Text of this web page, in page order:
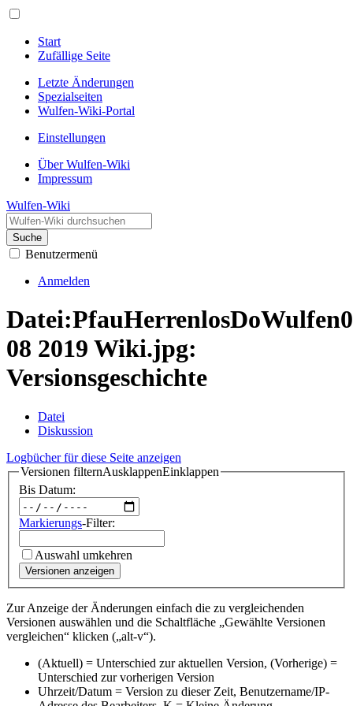
Start
Zufällige Seite
Letzte Änderungen
Spezialseiten
Wulfen-Wiki-Portal
Einstellungen
Über Wulfen-Wiki
Impressum
Wulfen-Wiki
Suche
Benutzermenü
Anmelden
08 2019 Wiki.jpg:
Versionsgeschichte
Datei
Diskussion
Logbücher für diese Seite anzeigen
Versionen filternAusklappenEinklappen
Bis Datum:
Markierungs-Filter:
Auswahl umkehren
Versionen anzeigen
Zur Anzeige der Änderungen einfach die zu vergleichenden
Versionen auswählen und die Schaltfläche „Gewählte Versionen
vergleichen“ klicken („alt-v“).
(Aktuell) = Unterschied zur aktuellen Version, (Vorherige) =
Unterschied zur vorherigen Version
Uhrzeit/Datum = Version zu dieser Zeit, Benutzername/IP-